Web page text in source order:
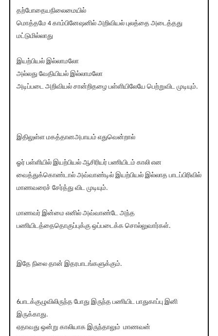
தற்போதையநிலைமையில்
மொத்தமே 4 காம்பினேஷனில் அறிவியல் புலத்தை அடைத்தது
மட்டுமில்லாது
இயற்பியல் இல்லாமலோ
அல்லது வேதியியல் இல்லாமலோ
அடிப்படை அறிவியல் சான்றிதழை பள்ளியிலேயே பெற்றுவிட முடியும்.
இதிலுள்ள மகத்தானஅபாயம் எதுவென்றால்
ஓர் பள்ளியில் இயற்பியல் ஆசிரியர் பணியிடம் காலி என
வைத்துக்கொண்டால் அவ்வாண்டில் இயற்பியல் இல்லாத பாடப்பிரிவில்
மாணவரைச் சேர்த்து விட முடியும்.
மாணவர் இன்மை எனில் அவ்வாண்டே அந்த
பணியிடத்தைதொகுப்புக்கு ஒப்படைக்க சொல்லுவார்கள்.
இதே நிலை தான் இதரபாடங்களுக்கும்.
6பாடக்குழுவிலிருந்த போது இருந்த பணியிட பாதுகாப்பு இனி
இருக்காது.
ஏதாவது ஒன்று காலியாக இருந்தாலும் மாணவன்